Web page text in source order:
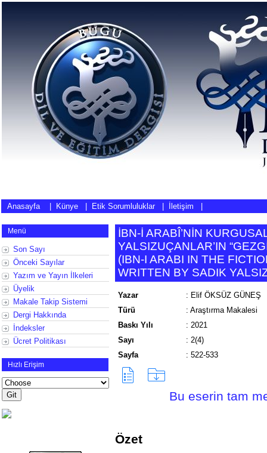
Anasayfa| Künye Etik Sorumluluklar İletişim
Menü
Son Sayı
Önceki Sayılar
Yazım ve Yayın İlkeleri
Üyelik
Makale Takip Sistemi
Dergi Hakkında
İndeksler
Ücret Politikası
Hızlı Erişim
İBN-İ ARABÎ’NİN
YALSIZUÇANLAR’IN
(IBN-I ARABI IN THE
WRITTEN BY SADIK
Yazar : Elif ÖKSÜZ GÜNEŞ
Türü
: Araştırma Makalesi
Baskı Yılı
: 2021
Sayı
: 2(4)
Sayfa
: 522-533
Bu eserin tam
Özet